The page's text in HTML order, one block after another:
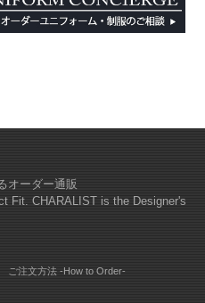
オーダー通販
Fit. CHARALIST is the Designer's
ご注文方法 -How to Order-